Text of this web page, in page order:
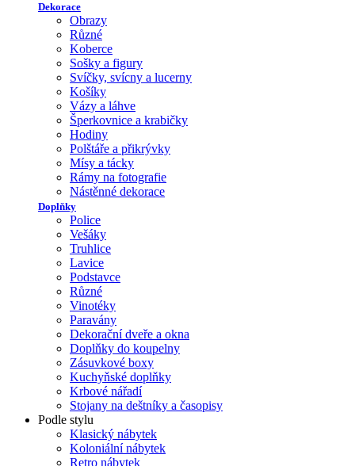
Dekorace
Obrazy
Různé
Koberce
Sošky a figury
Svíčky, svícny a lucerny
Košíky
Vázy a láhve
Šperkovnice a krabičky
Hodiny
Polštáře a přikrývky
Mísy a tácky
Rámy na fotografie
Nástěnné dekorace
Doplňky
Police
Vešáky
Truhlice
Lavice
Podstavce
Různé
Vinotéky
Paravány
Dekorační dveře a okna
Doplňky do koupelny
Zásuvkové boxy
Kuchyňské doplňky
Krbové nářadí
Stojany na deštníky a časopisy
Podle stylu
Klasický nábytek
Koloniální nábytek
Retro nábytek